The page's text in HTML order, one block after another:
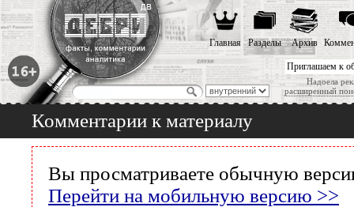
Приглашаем к
Надоела
расширенный
Главная Разделы Архив
Комментарии к материалу
Вы просматриваете обычную
Перейти на мобильную версию >>